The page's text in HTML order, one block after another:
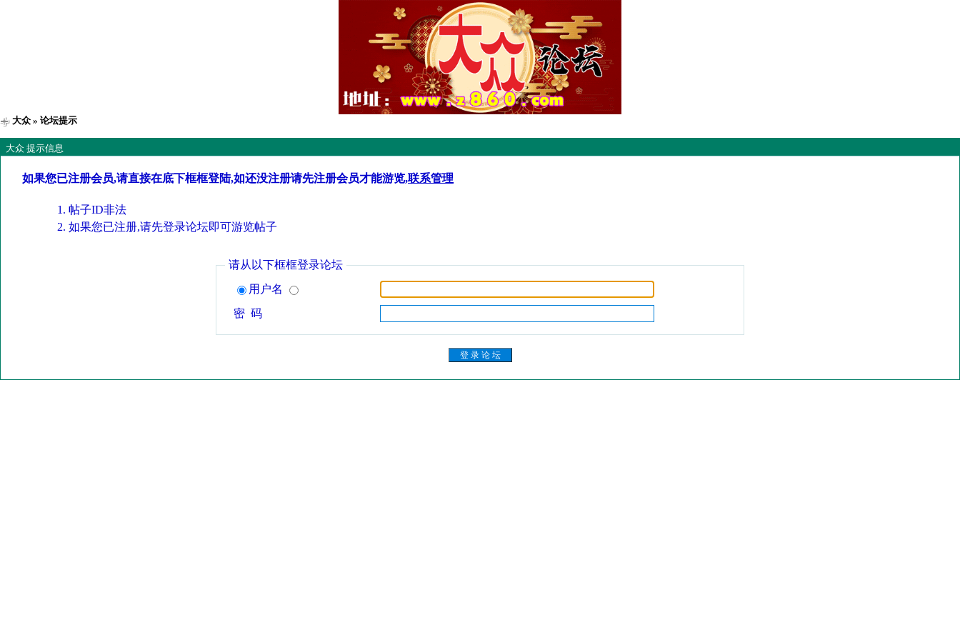
大众 » 论坛提示
大众 提示信息
如果您已注册会员,请直接在底下框框登陆,如还没注册请先注册会员才能游览,联系管理
帖子ID非法
如果您已注册,请先登录论坛即可游览帖子
请从以下框框登录论坛
用户名
密 码